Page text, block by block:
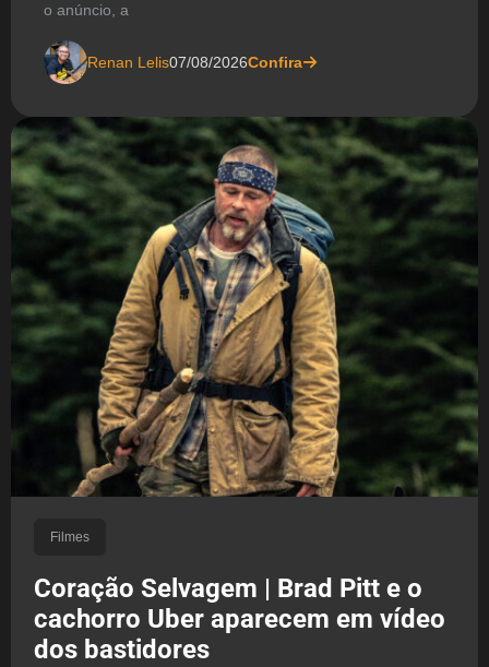
o anúncio, a
Renan Lelis07/08/2026Confira
Filmes
Coração Selvagem | Brad Pitt e o
cachorro Uber aparecem em vídeo
dos bastidores